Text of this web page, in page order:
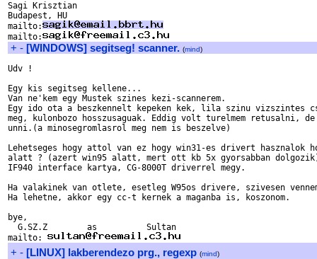
Sagi Krisztian
Budapest, HU
mailto:
mailto:
+ - [WINDOWS] segitseg! scanner. (mind)
Udv !
Egy kis segitseg kellene...
Van ne'kem egy Mustek szines kezi-scannerem.
Egy ido ota a beszkennelt kepeken kek, lila szinu vizszintes
meg, kulonbozo hosszusaguak. Eddig volt turelmem retusalni, de
unni.(a minosegromlasrol meg nem is beszelve)
Lehetseges hogy attol van ez hogy win31-es drivert hasznalok
alatt ? (azert win95 alatt, mert ott kb 5x gyorsabban
IF940 interface kartya, CG-8000T driverrel megy.
Ha valakinek van otlete, esetleg W95os drivere, szivesen
Ha lehetne, akkor egy cc-t kernek a maganba is, koszonom.
bye,
  G.SZ.Z        as          Sultan
mailto:
+ - [LINUX] lakberendezo prg., regexp (mind)